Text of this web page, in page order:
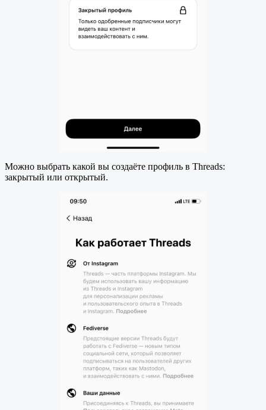
Можно выбрать какой вы создаёте профиль в Threads:
закрытый или открытый.